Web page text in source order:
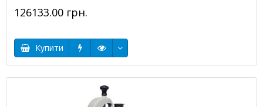
126133.00 грн.
Купити